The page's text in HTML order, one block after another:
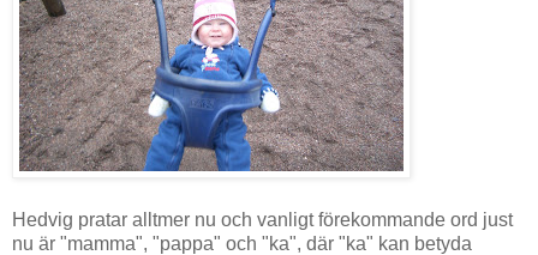
Hedvig pratar alltmer nu och vanligt förekommande ord just
nu är "mamma", "pappa" och "ka", där "ka" kan betyda